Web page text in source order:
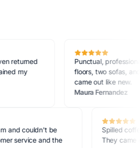
Punctual, professional,
floors, two sofas, and dining
came out like new.
Maura Fernandez
and couldn't be
customer service and the